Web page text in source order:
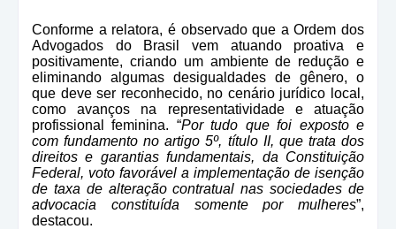
Conforme a relatora, é observado que a Ordem dos
Advogados do Brasil vem atuando proativa e
positivamente, criando um ambiente de redução e
eliminando algumas desigualdades de gênero, o
que deve ser reconhecido, no cenário jurídico local,
como avanços na representatividade e atuação
profissional feminina. “Por tudo que foi exposto e
com fundamento no artigo 5º, título II, que trata dos
direitos e garantias fundamentais, da Constituição
Federal, voto favorável a implementação de isenção
de taxa de alteração contratual nas sociedades de
advocacia constituída somente por mulheres”,
destacou.